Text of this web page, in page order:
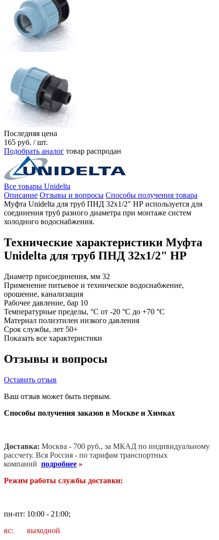
Последняя цена
165 руб. / шт.
Подобрать аналог товар распродан
Все товары Unidelta
Описание Отзывы и вопросы Способы получения товара
Муфта Unidelta для труб ПНД 32x1/2" НР используется для
соединения труб разного диаметра при монтаже систем
холодного водоснабжения.
Технические характеристики Муфта
Unidelta для труб ПНД 32x1/2" НР
Диаметр присоединения, мм 32
Применение питьевое и техническое водоснабжение,
орошение, канализация
Рабочее давление, бар 10
Температурные пределы, °C от -20 °C до +70 °C
Материал полиэтилен низкого давления
Срок службы, лет 50+
Показать все характеристики
Отзывы и вопросы
Оставить отзыв
Ваш отзыв может быть первым.
Способы получения заказов в Москве и Химках
Доставка: Москва - 700 руб., за МКАД по индивидуальному
рассчету. Вся Россия - по тарифам транспортных
компаний подробнее »
Режим работы службы доставки:
пн-пт: 10:00 - 21:00;
вс: выходной